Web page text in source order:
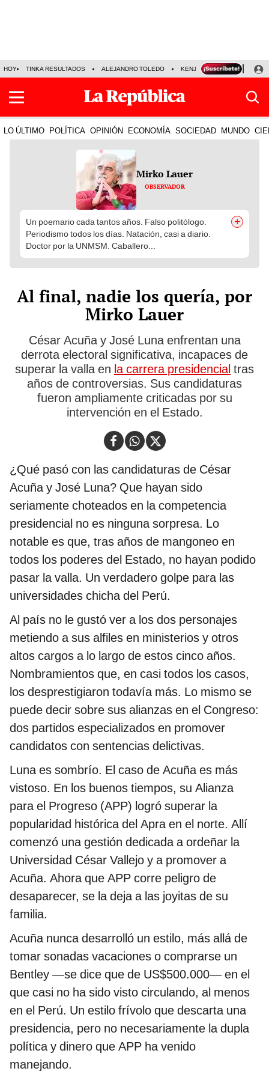
HOY TINKA RESULTADOS ALEJANDRO TOLEDO KENJI FUJIMORI
LO ÚLTIMO POLÍTICA OPINIÓN ECONOMÍA SOCIEDAD MUNDO
Mirko Lauer
OBSERVADOR
Un poemario cada tantos años. Falso politólogo.
Periodismo todos los días. Natación, casi a diario.
Doctor por la UNMSM. Caballero...
+
Al final, nadie los quería, por
Mirko Lauer
César Acuña y José Luna enfrentan una
derrota electoral significativa, incapaces de
superar la valla en la carrera presidencial tras
años de controversias. Sus candidaturas
fueron ampliamente criticadas por su
intervención en el Estado.
¿Qué pasó con las candidaturas de César
Acuña y José Luna? Que hayan sido
seriamente choteados en la competencia
presidencial no es ninguna sorpresa. Lo
notable es que, tras años de mangoneo en
todos los poderes del Estado, no hayan podido
pasar la valla. Un verdadero golpe para las
universidades chicha del Perú.
Al país no le gustó ver a los dos personajes
metiendo a sus alfiles en ministerios y otros
altos cargos a lo largo de estos cinco años.
Nombramientos que, en casi todos los casos,
los desprestigiaron todavía más. Lo mismo se
puede decir sobre sus alianzas en el Congreso:
dos partidos especializados en promover
candidatos con sentencias delictivas.
Luna es sombrío. El caso de Acuña es más
vistoso. En los buenos tiempos, su Alianza
para el Progreso (APP) logró superar la
popularidad histórica del Apra en el norte. Allí
comenzó una gestión dedicada a ordeñar la
Universidad César Vallejo y a promover a
Acuña. Ahora que APP corre peligro de
desaparecer, se la deja a las joyitas de su
familia.
Acuña nunca desarrolló un estilo, más allá de
tomar sonadas vacaciones o comprarse un
Bentley —se dice que de US$500.000— en el
que casi no ha sido visto circulando, al menos
en el Perú. Un estilo frívolo que descarta una
presidencia, pero no necesariamente la dupla
política y dinero que APP ha venido
manejando.